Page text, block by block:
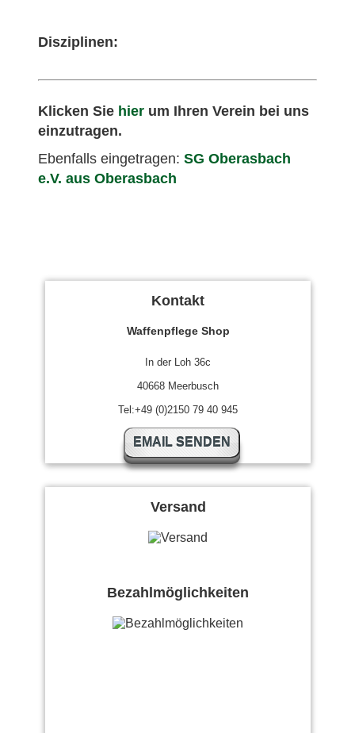
Disziplinen:
Klicken Sie hier um Ihren Verein bei uns
einzutragen.
Ebenfalls eingetragen: SG Oberasbach
e.V. aus Oberasbach
Kontakt
Waffenpflege Shop
In der Loh 36c
40668 Meerbusch
Tel:+49 (0)2150 79 40 945
EMAIL SENDEN
Versand
Bezahlmöglichkeiten